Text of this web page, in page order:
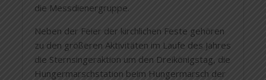
die Messdienergruppe.
Neben der Feier der kirchlichen Feste gehören
zu den größeren Aktivitäten im Laufe des Jahres
die Sternsingeraktion um den Dreikönigstag, die
Hungermarschstation beim Hungermarsch der